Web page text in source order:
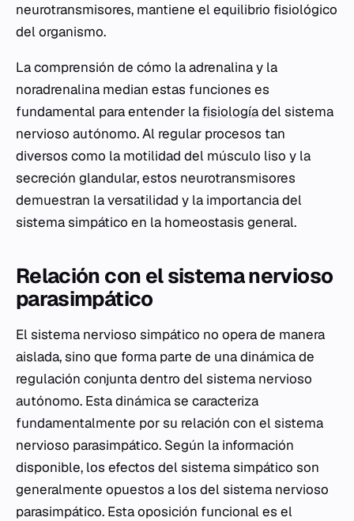
neurotransmisores, mantiene el equilibrio fisiológico
del organismo.
La comprensión de cómo la adrenalina y la
noradrenalina median estas funciones es
fundamental para entender la fisiologíadel sistema
nervioso autónomo. Al regular procesos tan
diversos como la motilidad del músculo liso y la
secreción glandular, estos neurotransmisores
demuestran la versatilidad y la importancia del
sistema simpático en la homeostasis general.
Relación con el sistema nervioso
parasimpático
El sistema nervioso simpático no opera de manera
aislada, sino que forma parte de una dinámica de
regulación conjunta dentro del sistema nervioso
autónomo. Esta dinámica se caracteriza
fundamentalmente por su relación con el sistema
nervioso parasimpático. Según la información
disponible, los efectos del sistema simpático son
generalmente opuestos a los del sistema nervioso
parasimpático. Esta oposición funcional es el